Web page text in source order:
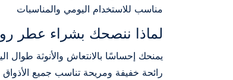
مناسب للاستخدام اليومي والمناسبات
لماذا ننصحك بشراء عطر
يمنحك إحساسًا بالانتعاش والأنوثة طوال
رائحة خفيفة ومريحة تناسب جميع الأذواق